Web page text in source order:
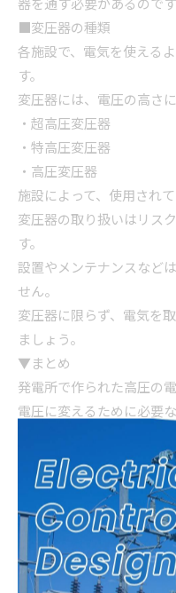
器を通す必要があるのです
■変圧器の種類
各施設で、電気を使える
す。
変圧器には、電圧の高さ
・超高圧変圧器
・特高圧変圧器
・高圧変圧器
施設によって、使用され
変圧器の取り扱いはリス
す。
設置やメンテナンスなど
せん。
変圧器に限らず、電気を
ましょう。
▼まとめ
発電所で作られた高圧の
電圧に変えるために必要
変圧器を始め電気設備
で、専門の業者に依頼し
工場向けの配電設備や制
に拠点を置く「エムアイ
設計や製造だけでなく配
ンスなどが必要でしたら
い。